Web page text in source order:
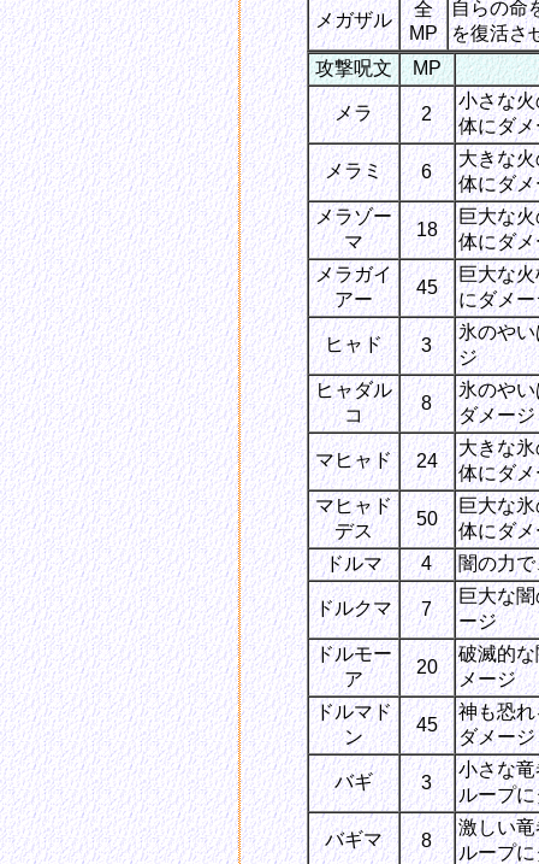
メガザル
全
MP
自らの命
を復活さ
攻撃呪文
MP
メラ 2
小さな
体にダメ
メラミ 6
大きな
体にダメ
メラゾー
マ
18
巨大な
体にダメ
メラガイ
アー
45
巨大な
にダメー
ヒャド 3
氷のや
ジ
ヒャダル
コ
8
氷のや
ダメージ
マヒャド 24
大きな
体にダメ
マヒャド
デス
50
巨大な
体にダメ
ドルマ
4 闇の力
ドルクマ 7
巨大な
ージ
ドルモー
ア
20
破滅的
メージ
ドルマド
ン
45
神も恐
ダメージ
バギ 3
小さな
ループ
バギマ 8
激しい
ループ